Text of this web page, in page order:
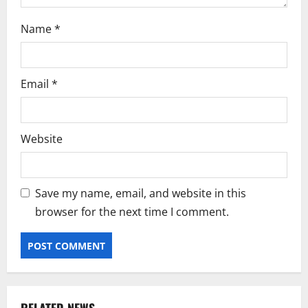
Name*
Email *
Website
Save my name, email, and website in this
browser for the next time I comment.